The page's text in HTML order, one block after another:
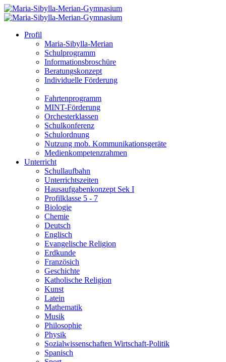
Profil
Maria-Sibylla-Merian
Schulprogramm
Informationsbroschüre
Beratungskonzept
Individuelle Förderung
Fahrtenprogramm
MINT-Förderung
Orchesterklassen
Schulkonferenz
Schulordnung
Nutzung mob. Kommunikationsgeräte
Medienkompetenzrahmen
Unterricht
Schullaufbahn
Unterrichtszeiten
Hausaufgabenkonzept Sek I
Profilklasse 5 - 7
Biologie
Chemie
Deutsch
Englisch
Evangelische Religion
Erdkunde
Französich
Geschichte
Katholische Religion
Kunst
Latein
Mathematik
Musik
Philosophie
Physik
Sozialwissenschaften Wirtschaft-Politik
Spanisch